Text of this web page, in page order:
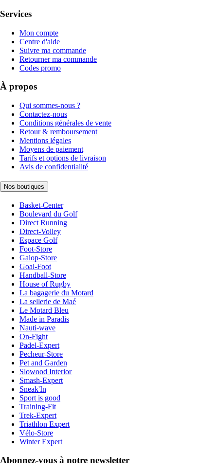
Services
Mon compte
Centre d'aide
Suivre ma commande
Retourner ma commande
Codes promo
À propos
Qui sommes-nous ?
Contactez-nous
Conditions générales de vente
Retour & remboursement
Mentions légales
Moyens de paiement
Tarifs et options de livraison
Avis de confidentialité
Nos boutiques
Basket-Center
Boulevard du Golf
Direct Running
Direct-Volley
Espace Golf
Foot-Store
Galop-Store
Goal-Foot
Handball-Store
House of Rugby
La bagagerie du Motard
La sellerie de Maé
Le Motard Bleu
Made in Paradis
Nauti-wave
On-Fight
Padel-Expert
Pecheur-Store
Pet and Garden
Slowood Interior
Smash-Expert
Sneak'In
Sport is good
Training-Fit
Trek-Expert
Triathlon Expert
Vélo-Store
Winter Expert
Abonnez-vous à notre newsletter